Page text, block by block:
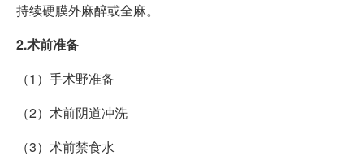
持续硬膜外麻醉或全麻。
2.术前准备
（1）手术野准备
（2）术前阴道冲洗
（3）术前禁食水